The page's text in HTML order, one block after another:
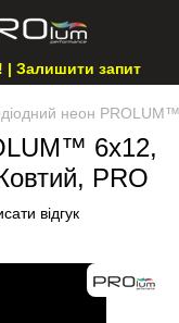
| Залишити запит
неон
6x12,
PRO
відгук